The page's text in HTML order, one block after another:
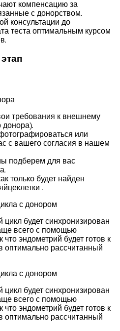
компенсацию за
с донорством.
консультации до
теста оптимальным курсом
требования к внешнему
донора).
или
с вашего согласия в нашем
подберем для вас
только будет найден
.
с донором
будет синхронизирован
всего с помощью
что эндометрий будет готов к
оптимально рассчитанный
с донором
будет синхронизирован
всего с помощью
что эндометрий будет готов к
оптимально рассчитанный